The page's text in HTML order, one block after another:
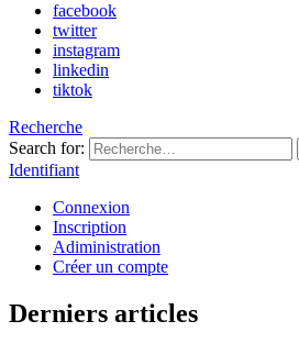
facebook
twitter
instagram
linkedin
tiktok
Recherche
Search for:
Identifiant
Connexion
Inscription
Adiministration
Créer un compte
Derniers articles